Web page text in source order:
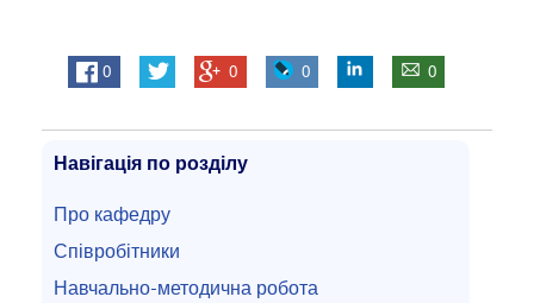
0 0 0 0
Навігація по розділу
Про кафедру
Співробітники
Навчально-методична робота